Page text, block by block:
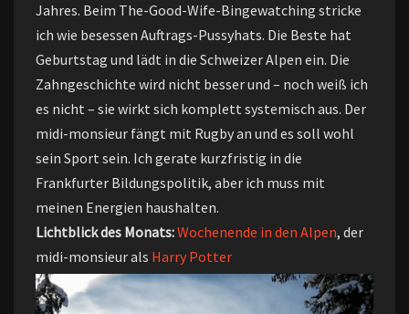
Jahres. Beim The-Good-Wife-Bingewatching stricke
ich wie besessen Auftrags-Pussyhats. Die Beste hat
Geburtstag und lädt in die Schweizer Alpen ein. Die
Zahngeschichte wird nicht besser und – noch weiß ich
es nicht – sie wirkt sich komplett systemisch aus. Der
midi-monsieur fängt mit Rugby an und es soll wohl
sein Sport sein. Ich gerate kurzfristig in die
Frankfurter Bildungspolitik, aber ich muss mit
meinen Energien haushalten.
Lichtblick des Monats:Wochenende in den Alpen, der
midi-monsieur als Harry Potter